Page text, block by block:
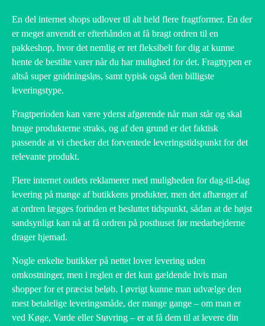
En del internet shops udlover til alt held flere fragtformer. En der
er meget anvendt er efterhånden at få bragt ordren til en
pakkeshop, hvor det nemlig er ret fleksibelt for dig at kunne
hente de bestilte varer når du har mulighed for det. Fragttypen er
altså super gnidningsløs, samt typisk også den billigste
leveringstype.
Fragtperioden kan være yderst afgørende når man står og skal
bruge produkterne straks, og af den grund er det faktisk
passende at vi checker det forventede leveringstidspunkt for det
relevante produkt.
Flere internet outlets reklamerer med muligheden for dag-til-dag
levering på mange af butikkens produkter, men det afhænger af
at ordren lægges forinden et besluttet tidspunkt, sådan at de højst
sandsynligt kan nå at få ordren på posthuset før medarbejderne
drager hjemad.
Nogle enkelte butikker på nettet lover levering uden
omkostninger, men i reglen er det kun gældende hvis man
shopper for et præcist beløb. I øvrigt kunne man udvælge den
mest betalelige leveringsmåde, der mange gange – om man er
ved Køge, Varde eller Støvring – er at få dem til at levere din